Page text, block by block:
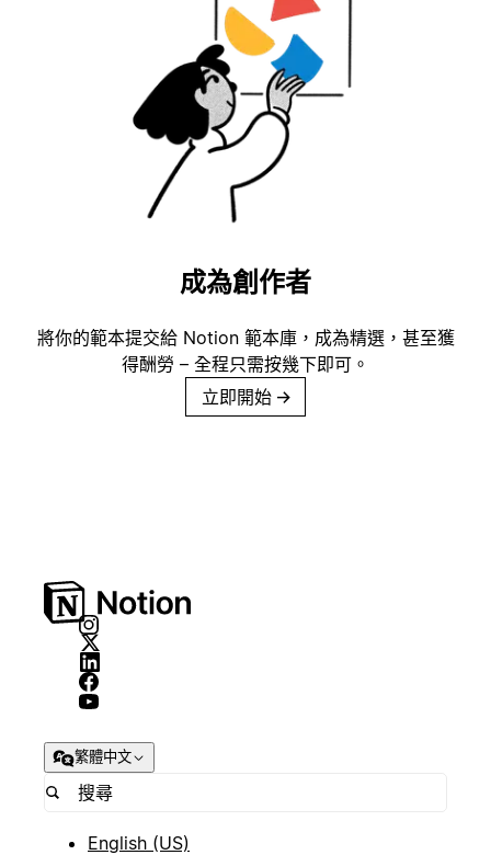
成為創作者
將你的範本提交給 Notion 範本庫，成為精選，甚至獲
得酬勞 – 全程只需按幾下即可。
立即開始 →
繁體中文
English (US)